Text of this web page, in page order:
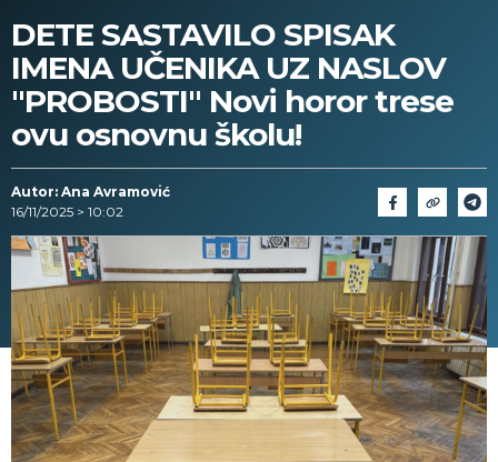
DETE SASTAVILO SPISAK
IMENA UČENIKA UZ NASLOV
"PROBOSTI" Novi horor trese
ovu osnovnu školu!
Autor: Ana Avramović
16/11/2025 > 10:02